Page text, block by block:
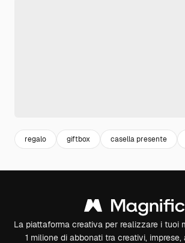
regalo giftbox casella presente
La piattaforma creativa per realizzare i tuoi
1 milione di abbonati tra creativi,